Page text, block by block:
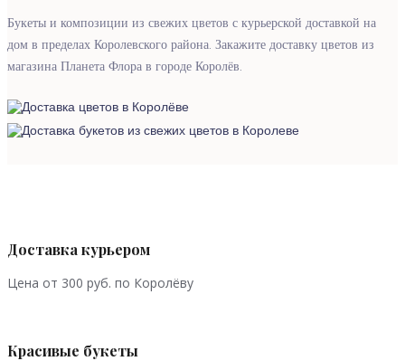
Букеты и композиции из свежих цветов с курьерской доставкой на
дом в пределах Королевского района. Закажите доставку цветов из
магазина Планета Флора в городе Королёв.
Доставка курьером
Цена от 300 руб. по Королёву
Красивые букеты